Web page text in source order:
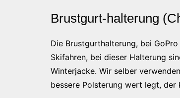
Brustgurt-halterung
Die Brustgurthalterung, bei GoPro
Skifahren, bei dieser Halterung
Winterjacke. Wir selber
bessere Polsterung wert legt,